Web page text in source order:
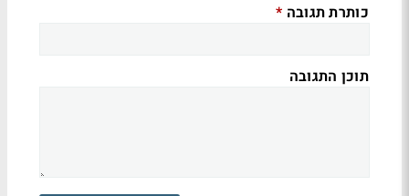
כותרת תגובה *
תוכן התגובה